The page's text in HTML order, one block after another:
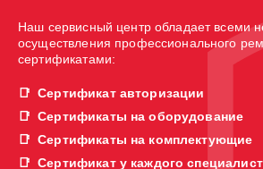
Наш сервисный центр обладает всеми
осуществления профессионального
сертификатами:
Сертификат авторизации
Сертификаты на оборудование
Сертификаты на комплектующие
Сертификат у каждого